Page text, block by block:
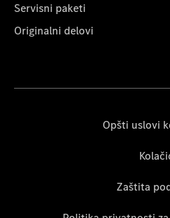
Servisni paketi
Originalni delovi
Opšti uslovi
Zaštita